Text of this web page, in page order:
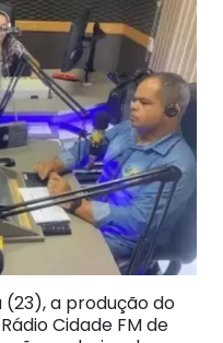
a produção do
Cidade FM de